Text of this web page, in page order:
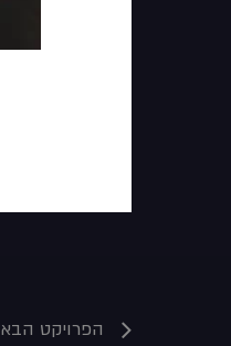
הפרויקט הבא